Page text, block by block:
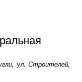
ул. Строителей,